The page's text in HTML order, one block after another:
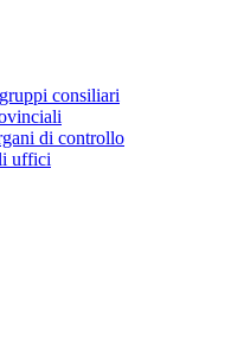
consiliari
di controllo
uffici